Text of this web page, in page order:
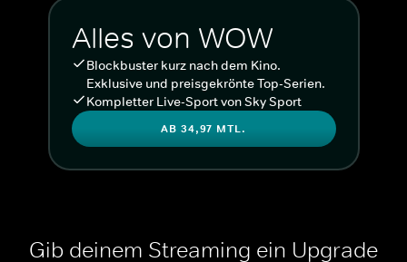
Alles von WOW
Blockbuster kurz nach dem Kino.
Exklusive und preisgekrönte Top-Serien.
Kompletter Live-Sport von Sky Sport
AB 34,97 MTL.
Gib deinem Streaming ein Upgrade